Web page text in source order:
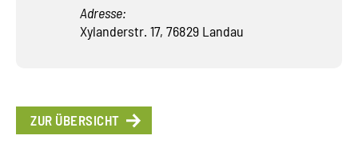
Adresse:
Xylanderstr. 17, 76829 Landau
ZUR ÜBERSICHT